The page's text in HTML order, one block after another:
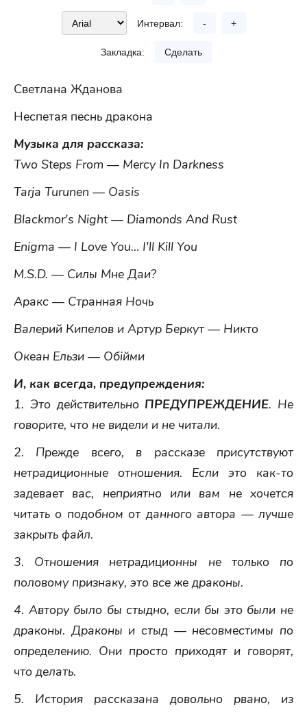
Интервал: - +
Закладка: Сделать
Светлана Жданова
Неспетая песнь дракона
Музыка для рассказа:
Two Steps From — Mercy In Darkness
Tarja Turunen — Oasis
Blackmor's Night — Diamonds And Rust
Enigma — I Love You… I'll Kill You
M.S.D. — Силы Мне Даи?
Аракс — Странная Ночь
Валерий Кипелов и Артур Беркут — Никто
Океан Ельзи — Обійми
И, как всегда, предупреждения:
1. Это действительно ПРЕДУПРЕЖДЕНИЕ. Не
говорите, что не видели и не читали.
2. Прежде всего, в рассказе присутствуют
нетрадиционные отношения. Если это как-то
задевает вас, неприятно или вам не хочется
читать о подобном от данного автора — лучше
закрыть файл.
3. Отношения нетрадиционны не только по
половому признаку, это все же драконы.
4. Автору было бы стыдно, если бы это были не
драконы. Драконы и стыд — несовместимы по
определению. Они просто приходят и говорят,
что делать.
5. История рассказана довольно рвано, из